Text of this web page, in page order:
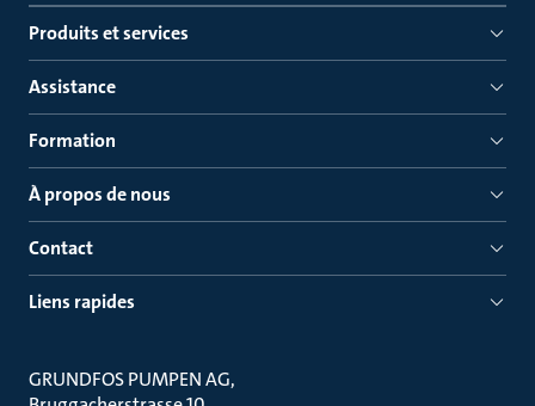
Produits et services
Assistance
Formation
À propos de nous
Contact
Liens rapides
GRUNDFOS PUMPEN AG